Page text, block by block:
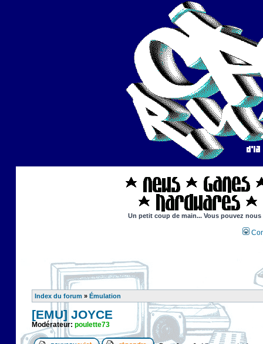
Un petit coup de main... Vous pouvez
Index du forum » Émulation
[EMU] JOYCE
Modérateur: poulette73